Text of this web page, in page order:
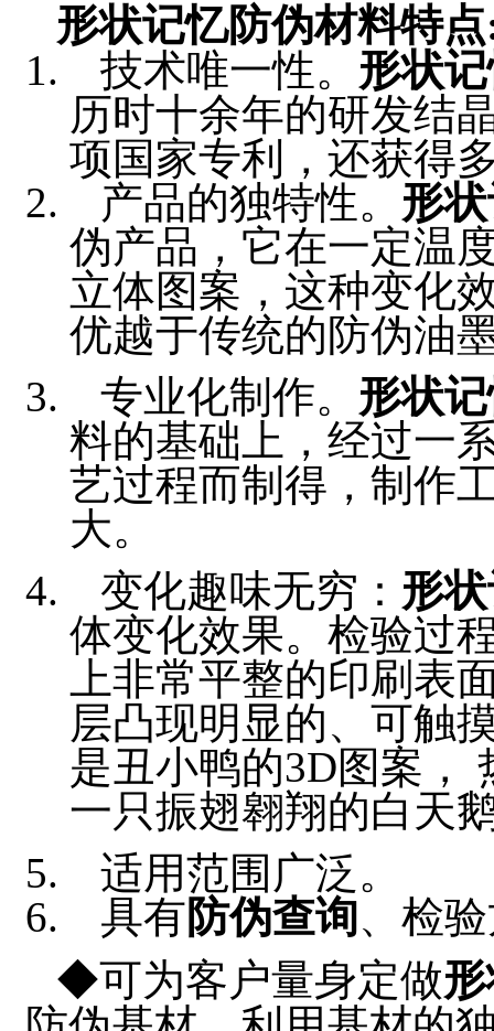
形状记忆防伪材料特
技术唯一性。 形状
历时十余年的研发结
项国家专利，还获得
产品的独特性。 形
伪产品，它在一定温
立体图案，这种变化
优越于传统的防伪油
专业化制作。 形状
料的基础上，经过一
艺过程而制得，制作
大。
变化趣味无穷： 形
体变化效果。检验过
上非常平整的印刷表
层凸现明显的、可触
是丑小鸭的3D图案，
一只振翅翱翔的白天
适用范围广泛。
具有防伪查询、检
◆可为客户量身定做